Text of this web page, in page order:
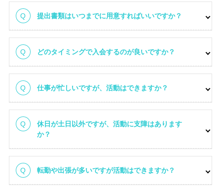
提出書類はいつまでに用意すればいいですか？
どのタイミングで入会するのが良いですか？
仕事が忙しいですが、活動はできますか？
休日が土日以外ですが、活動に支障はあります
か？
転勤や出張が多いですが活動はできますか？